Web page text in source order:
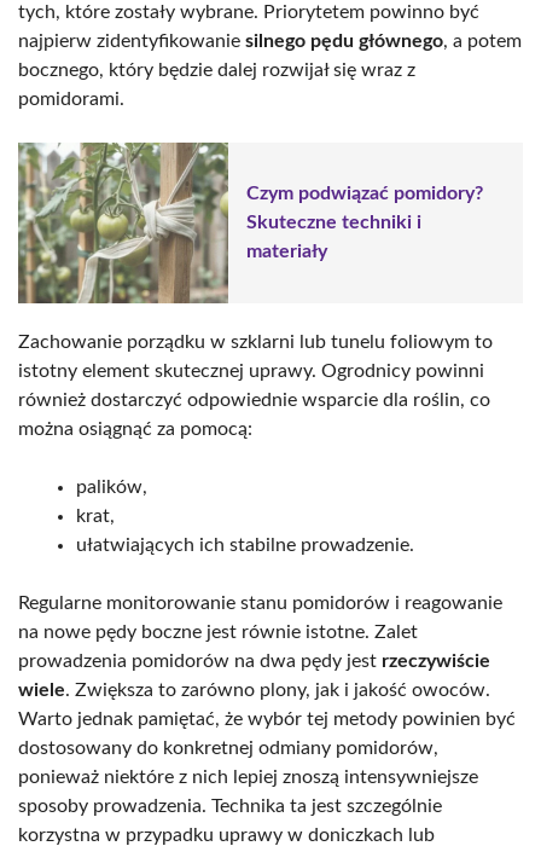
tych, które zostały wybrane. Priorytetem powinno być
najpierw zidentyfikowanie silnego pędu głównego, a potem
bocznego, który będzie dalej rozwijał się wraz z
pomidorami.
Czym podwiązać pomidory?
Skuteczne techniki i
materiały
Zachowanie porządku w szklarni lub tunelu foliowym to
istotny element skutecznej uprawy. Ogrodnicy powinni
również dostarczyć odpowiednie wsparcie dla roślin, co
można osiągnąć za pomocą:
palików,
krat,
ułatwiających ich stabilne prowadzenie.
Regularne monitorowanie stanu pomidorów i reagowanie
na nowe pędy boczne jest równie istotne. Zalet
prowadzenia pomidorów na dwa pędy jest rzeczywiście
wiele. Zwiększa to zarówno plony, jak i jakość owoców.
Warto jednak pamiętać, że wybór tej metody powinien być
dostosowany do konkretnej odmiany pomidorów,
ponieważ niektóre z nich lepiej znoszą intensywniejsze
sposoby prowadzenia. Technika ta jest szczególnie
korzystna w przypadku uprawy w doniczkach lub